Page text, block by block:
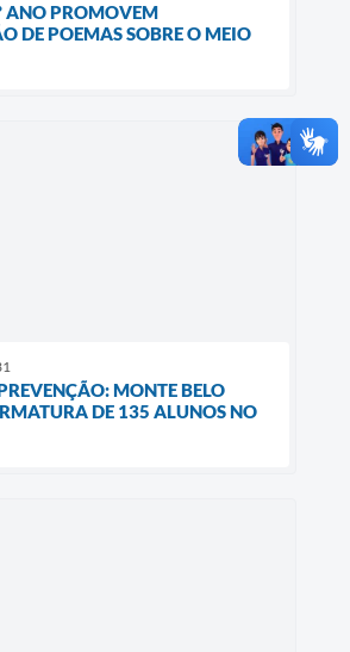
ANO PROMOVEM
DE POEMAS SOBRE O MEIO
MONTE BELO
DE 135 ALUNOS NO